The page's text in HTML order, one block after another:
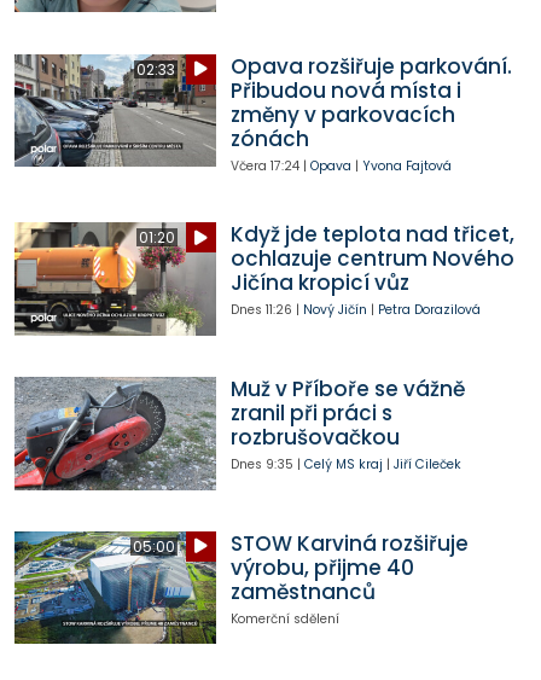
02:33
Opava rozšiřuje parkování.
Přibudou nová místa i
změny v parkovacích
zónách
Včera 17:24| Opava | Yvona Fajtová
01:20
Když jde teplota nad třicet,
ochlazuje centrum Nového
Jičína kropicí vůz
Dnes 11:26 | Nový Jičín | Petra Dorazilová
Muž v Příboře se vážně
zranil při práci s
rozbrušovačkou
Dnes 9:35 | Celý MS kraj | Jiří Cileček
05:00
STOW Karviná rozšiřuje
výrobu, přijme 40
zaměstnanců
Komerční sdělení